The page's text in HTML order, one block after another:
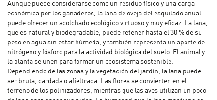
Aunque puede considerarse como un residuo físico y una carga
económica por los ganaderos, la lana de oveja del esquilado anual
puede ofrecer un acolchado ecológico virtuoso y muy eficaz. La lana,
que es natural y biodegradable, puede retener hasta el 30 % de su
peso en agua sin estar húmeda, y también representa un aporte de
nitrógeno y fósforo para la actividad biológica del suelo. El animal y
la planta se unen para formar un ecosistema sostenible.
Dependiendo de las zonas y la vegetación del jardín, la lana puede
ser bruta, cardada o afieltrada. Las flores se convierten en el
terreno de los polinizadores, mientras que las aves utilizan un poco